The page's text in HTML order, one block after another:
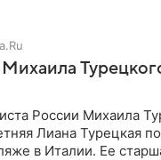
России Михаила
Лиана Турецкая
в Италии. Ее